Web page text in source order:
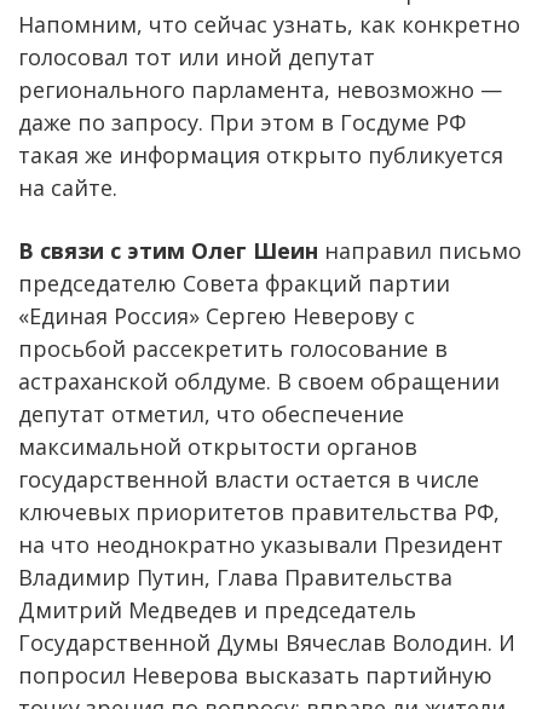
Напомним, что сейчас узнать, как конкретно
голосовал тот или иной депутат
регионального парламента, невозможно —
даже по запросу. При этом в Госдуме РФ
такая же информация открыто публикуется
на сайте.
В связи с этим Олег Шеин направил письмо
председателю Совета фракций партии
«Единая Россия» Сергею Неверову с
просьбой рассекретить голосование в
астраханской облдуме. В своем обращении
депутат отметил, что обеспечение
максимальной открытости органов
государственной власти остается в числе
ключевых приоритетов правительства РФ,
на что неоднократно указывали Президент
Владимир Путин, Глава Правительства
Дмитрий Медведев и председатель
Государственной Думы Вячеслав Володин. И
попросил Неверова высказать партийную